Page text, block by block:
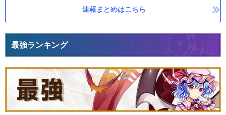
速報まとめはこちら
最強ランキング